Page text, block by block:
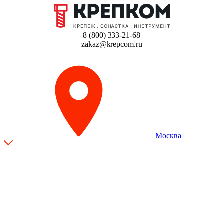
8 (800) 333-21-68
zakaz@krepcom.ru
Москва